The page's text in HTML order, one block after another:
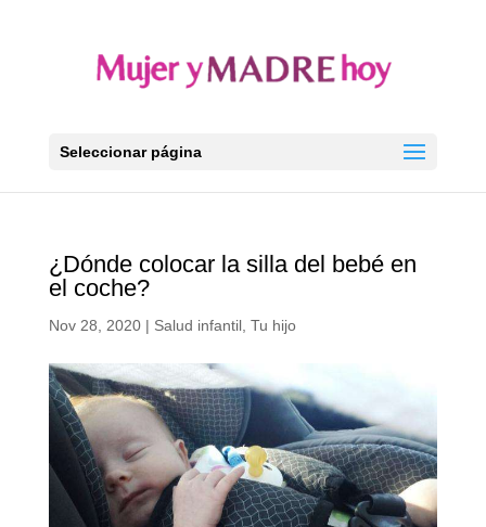
Seleccionar página
¿Dónde colocar la silla del bebé en
el coche?
Nov 28, 2020| Salud infantil, Tu hijo